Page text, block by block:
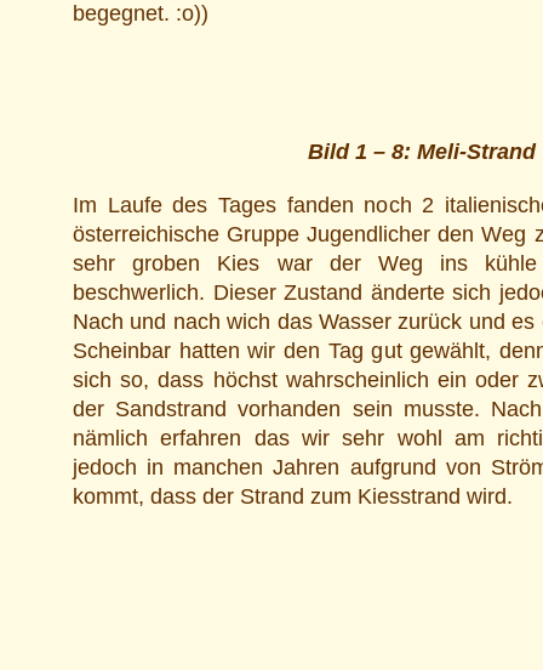
begegnet. :o))
Bild 1 – 8: Meli-Strand
Im Laufe des Tages fanden noch 2
österreichische Gruppe Jugendlicher den Weg
sehr groben Kies war der Weg ins kühle
beschwerlich. Dieser Zustand änderte sich
Nach und nach wich das Wasser zurück und
Scheinbar hatten wir den Tag gut gewählt,
sich so, dass höchst wahrscheinlich ein oder
der Sandstrand vorhanden sein musste.
nämlich erfahren das wir sehr wohl am
jedoch in manchen Jahren aufgrund von
kommt, dass der Strand zum Kiesstrand wird.